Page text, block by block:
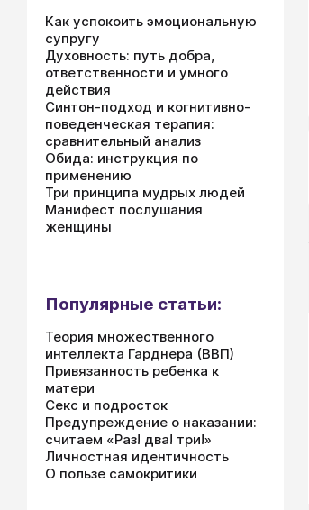
Как успокоить эмоциональную
супругу
Духовность: путь добра,
ответственности и умного
действия
Синтон-подход и когнитивно-
поведенческая терапия:
сравнительный анализ
Обида: инструкция по
применению
Три принципа мудрых людей
Манифест послушания
женщины
Популярные статьи:
Теория множественного
интеллекта Гарднера (ВВП)
Привязанность ребенка к
матери
Секс и подросток
Предупреждение о наказании:
считаем «Раз! два! три!»
Личностная идентичность
О пользе самокритики